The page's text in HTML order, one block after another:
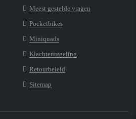
Meest gestelde vragen
Pocketbikes
Miniquads
Klachtenregeling
Retourbeleid
Sitemap